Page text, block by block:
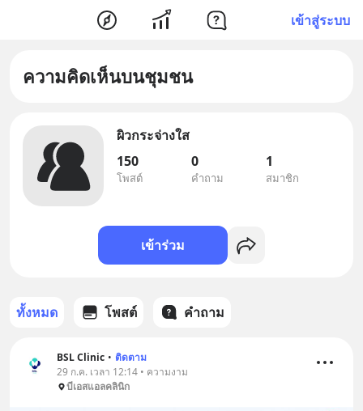
เข้าสู่ระบบ
ความคิดเห็นบนชุมชน
ผิวกระจ่างใส
150
โพสต์
0
คำถาม
1
สมาชิก
เข้าร่วม
ทั้งหมด โพสต์ คำถาม
BSL Clinic • ติดตาม
29 ก.ค. เวลา 12:14 • ความงาม
บีเอสแอลคลินิก